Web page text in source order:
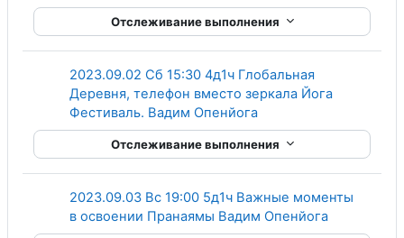
Отслеживание выполнения
2023.09.02 Сб 15:30 4д1ч Глобальная
Деревня, телефон вместо зеркала Йога
Фестиваль. Вадим ОпенйогаГиперссылка
Отслеживание выполнения
2023.09.03 Вс 19:00 5д1ч Важные моменты
в освоении Пранаямы Вадим Опенйога